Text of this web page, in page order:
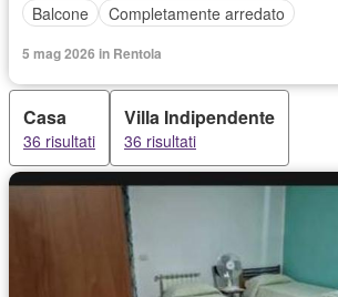
Balcone
Completamente arredato
5 mag 2026 in Rentola
Casa
36 risultati
Villa Indipendente
36 risultati